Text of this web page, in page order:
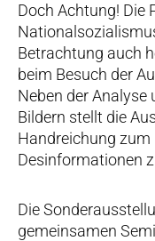
Doch Achtung! Die
Betrachtung auch
beim Besuch der
Neben der
Bildern stellt die
Handreichung zum
Desinformationen
Die
gemeinsamen